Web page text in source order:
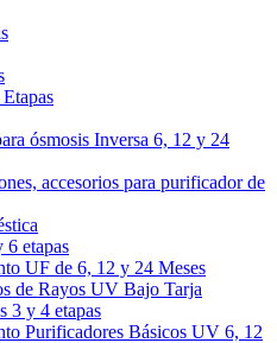
ósmosis Inversa 6, 12 y 24
accesorios para purificador de
6 etapas
UF de 6, 12 y 24 Meses
de Rayos UV Bajo Tarja
3 y 4 etapas
Purificadores Básicos UV 6, 12